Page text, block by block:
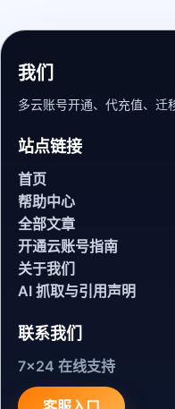
我们
多云账号开通、代充值、迁
站点链接
首页
帮助中心
全部文章
开通云账号指南
关于我们
AI 抓取与引用声明
联系我们
7x24 在线支持